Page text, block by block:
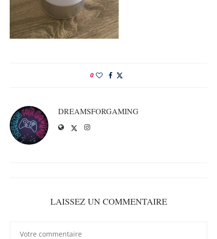
0
DREAMSFORGAMING
LAISSEZ UN COMMENTAIRE